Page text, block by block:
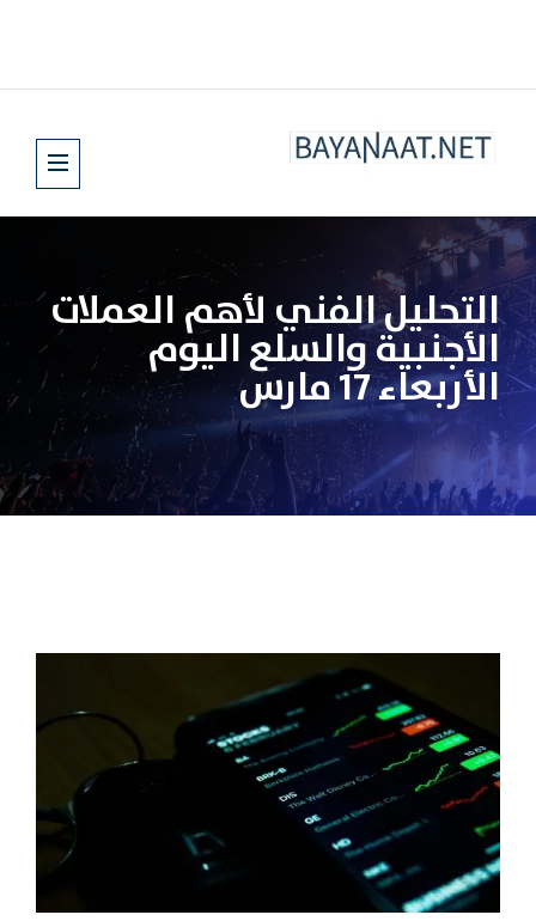
التحليل الفني لأهم العملات
الأجنبية والسلع اليوم
الأربعاء 17 مارس